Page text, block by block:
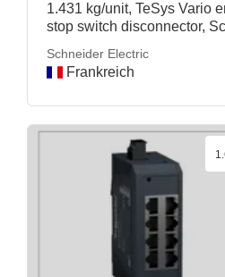
1.431 kg/unit, TeSys Vario emergency
stop switch disconnector,
Schneider Electric
Frankreich